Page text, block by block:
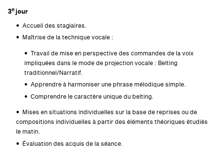
3ejour
Accueil des stagiaires.
Maîtrise de la technique vocale :
Travail de mise en perspective des commandes de la voix
impliquées dans le mode de projection vocale : Belting
traditionnel/Narratif.
Apprendre à harmoniser une phrase mélodique simple.
Comprendre le caractère unique du belting.
Mises en situations individuelles sur la base de reprises ou de
compositions individuelles à partir des éléments théoriques étudiés
le matin.
Évaluation des acquis de la séance.